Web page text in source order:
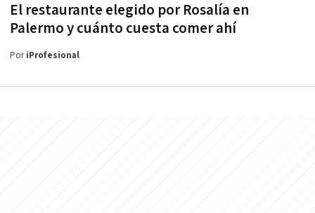
El restaurante elegido por Rosalía en
Palermo y cuánto cuesta comer ahí
PoriProfesional